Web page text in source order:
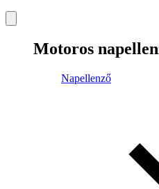
Motoros
Napellenző